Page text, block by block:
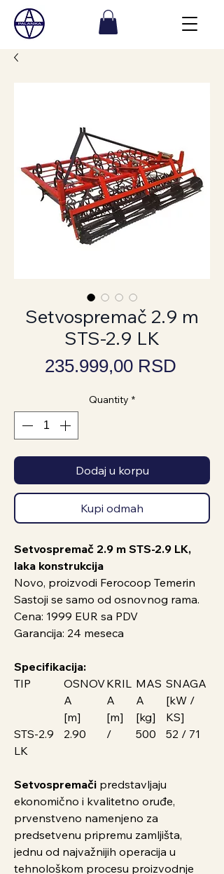
Setvospremač 2.9 m
STS-2.9 LK
235.999,00 RSDPrice
Quantity *
Dodaj u korpu
Kupi odmah
Setvospremač 2.9 m STS-2.9 LK,
laka konstrukcija
Novo, proizvodi Ferocoop Temerin
Sastoji se samo od osnovnog rama.
Cena: 1999 EUR sa PDV
Garancija: 24 meseca
Specifikacija:
TIP
OSNOV
A
[m]
KRIL
A
[m]
MAS
A
[kg]
SNAGA
[kW /
KS]
STS-2.9
LK
2.90 / 500 52 / 71
Setvospremači predstavljaju
ekonomično i kvalitetno oruđe,
prvenstveno namenjeno za
predsetvenu pripremu zamljišta,
jednu od najvažnijih operacija u
tehnološkom procesu proizvodnje